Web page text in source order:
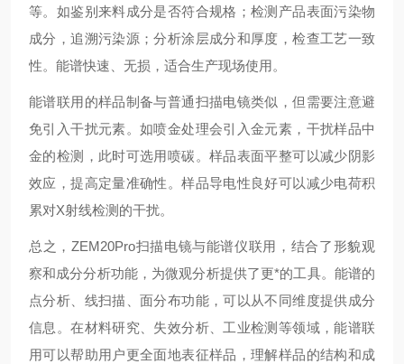
等。如鉴别来料成分是否符合规格；检测产品表面污染物
成分，追溯污染源；分析涂层成分和厚度，检查工艺一致
性。能谱快速、无损，适合生产现场使用。
能谱联用的样品制备与普通扫描电镜类似，但需要注意避
免引入干扰元素。如喷金处理会引入金元素，干扰样品中
金的检测，此时可选用喷碳。样品表面平整可以减少阴影
效应，提高定量准确性。样品导电性良好可以减少电荷积
累对X射线检测的干扰。
总之，ZEM20Pro扫描电镜与能谱仪联用，结合了形貌观
察和成分分析功能，为微观分析提供了更*的工具。能谱的
点分析、线扫描、面分布功能，可以从不同维度提供成分
信息。在材料研究、失效分析、工业检测等领域，能谱联
用可以帮助用户更全面地表征样品，理解样品的结构和成